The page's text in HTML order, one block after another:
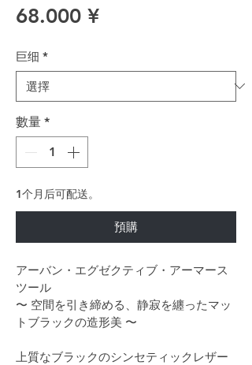
68.000 ¥價格
巨细 *
數量 *
1个月后可配送。
預購
アーバン・エグゼクティブ・アーマース
ツール
〜 空間を引き締める、静寂を纏ったマッ
トブラックの造形美 〜
上質なブラックのシンセティックレザー